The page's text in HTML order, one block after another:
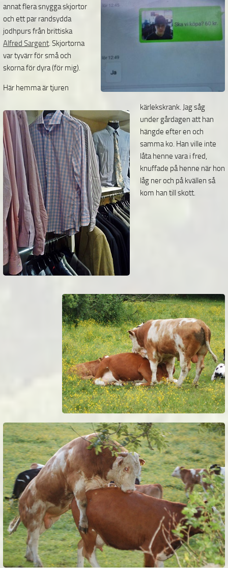
annat flera snygga skjortor
och ett par randsydda
jodhpurs från brittiska
Alfred Sargent. Skjortorna
var tyvärr för små och
skorna för dyra (för mig).
Här hemma är tjuren
kärlekskrank. Jag såg
under gårdagen att han
hängde efter en och
samma ko. Han ville inte
låta henne vara i fred,
knuffade på henne när hon
låg ner och på kvällen så
kom han till skott.